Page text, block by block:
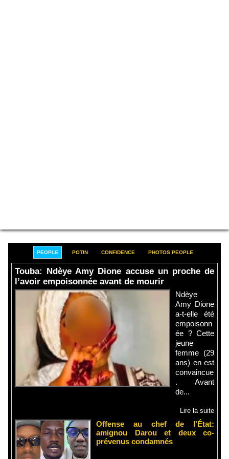
PEOPLE POTIN CONFIDENCE PHOTOS PEOPLE
Touba: Ndèye Amy Dione accuse un proche de
l’avoir empoisonnée avant de mourir
Ndèye
Amy Dione
a-t-elle été
empoisonn
ée ? Cette
jeune
femme (29
ans) en est
convaincue
. Avant
de...
Lire la suite
Offense au chef de l'État:
amignou Darou et deux co-
prévenus condamnés